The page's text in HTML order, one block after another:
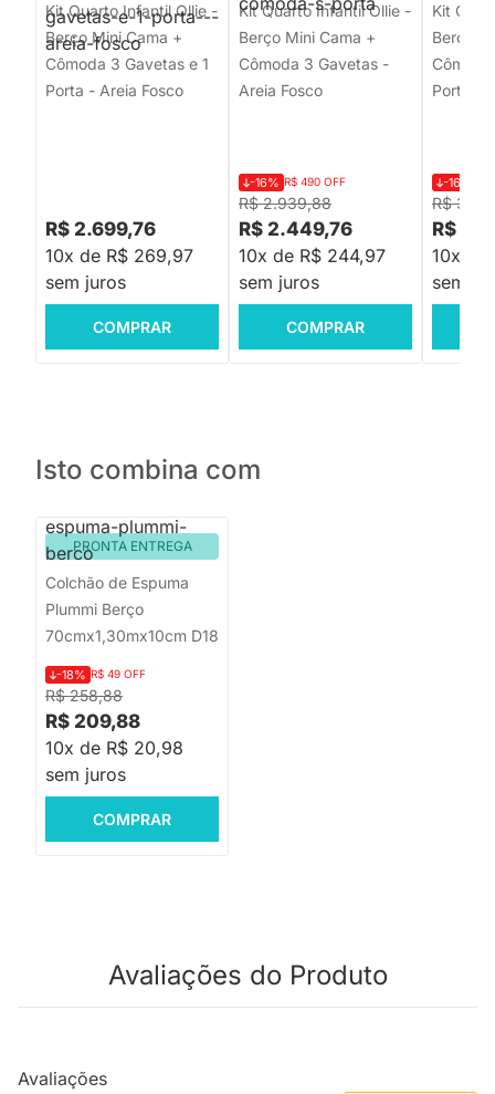
Kit Quarto Infantil Ollie -
Berço Mini Cama +
Cômoda 3 Gavetas e 1
Porta - Areia Fosco
R$ 2.699,76
10x de R$ 269,97
sem juros
COMPRAR
Kit Quarto Infantil Ollie -
Berço Mini Cama +
Cômoda 3 Gavetas -
Areia Fosco
R$ 2.939,88
-16% R$ 490 OFF
R$ 2.449,76
10x de R$ 244,97
sem juros
COMPRAR
Kit
Berço
Porta -
R$
-16%
R$
10x de
sem
Isto combina com
PRONTA ENTREGA
Colchão de Espuma
Plummi Berço
70cmx1,30mx10cm D18
R$ 258,88
-18% R$ 49 OFF
R$ 209,88
10x de R$ 20,98
sem juros
COMPRAR
Avaliações do Produto
Avaliações